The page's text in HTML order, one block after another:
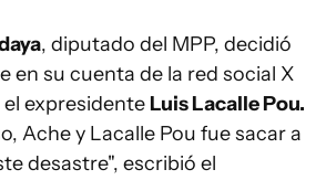
, diputado del MPP, decidió
en su cuenta de la red social X
expresidente Luis Lacalle Pou.
Ache y Lacalle Pou fue sacar a
desastre", escribió el